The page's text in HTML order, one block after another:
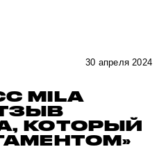
30 апреля 2024
MILA
КОТОРЫЙ